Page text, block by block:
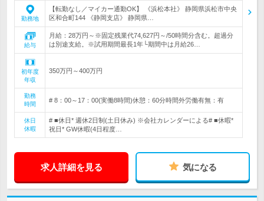
勤務地
【転勤なし／マイカー通勤OK】 《浜松本社》 静岡県浜松市中央
区和合町144 《静岡支店》 静岡県…
給与
月給：28万円～※固定残業代74,627円～/50時間分含む。超過分
は別途支給。※試用期間最長1年└期間中は月給26…
初年度
年収
350万円～400万円
勤務
時間
# 8：00～17：00(実働8時間)休憩：60分時間外労働有無：有
休日
休暇
# ■休日* 週休2日制(土日休み) ※会社カレンダーによる# ■休暇*
祝日* GW休暇(4日程度…
求人詳細を見る 気になる